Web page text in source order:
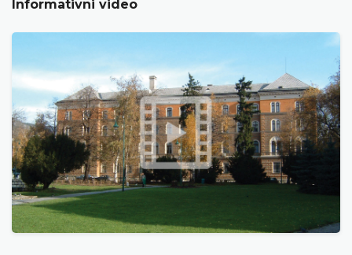
Informativni video